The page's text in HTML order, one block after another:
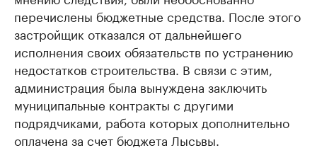
перечислены бюджетные средства. После этого
застройщик отказался от дальнейшего
исполнения своих обязательств по устранению
недостатков строительства. В связи с этим,
администрация была вынуждена заключить
муниципальные контракты с другими
подрядчиками, работа которых дополнительно
оплачена за счет бюджета Лысьвы.